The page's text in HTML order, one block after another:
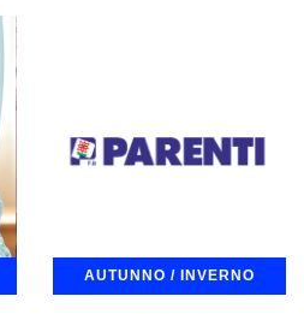
AUTUNNO / INVERNO